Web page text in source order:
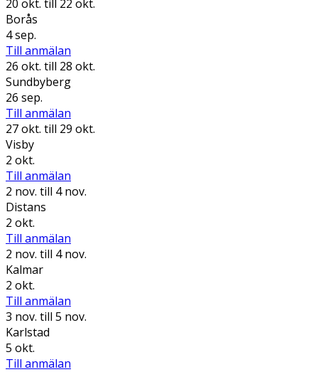
20 okt. till 22 okt.
Borås
4 sep.
Till anmälan
26 okt. till 28 okt.
Sundbyberg
26 sep.
Till anmälan
27 okt. till 29 okt.
Visby
2 okt.
Till anmälan
2 nov. till 4 nov.
Distans
2 okt.
Till anmälan
2 nov. till 4 nov.
Kalmar
2 okt.
Till anmälan
3 nov. till 5 nov.
Karlstad
5 okt.
Till anmälan